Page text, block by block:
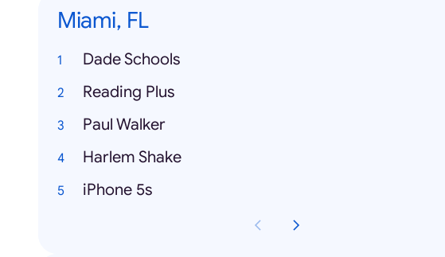
Miami, FL
Dade Schools
Reading Plus
Paul Walker
Harlem Shake
iPhone 5s